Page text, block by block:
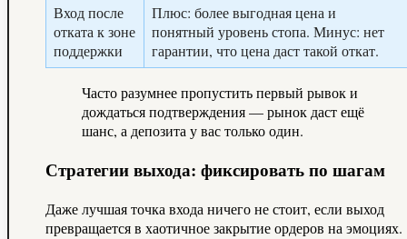
Вход после
отката к зоне
поддержки
Плюс: более выгодная цена и
понятный уровень стопа. Минус: нет
гарантии, что цена даст такой откат.
Часто разумнее пропустить первый рывок и
дождаться подтверждения — рынок даст ещё
шанс, а депозита у вас только один.
Стратегии выхода: фиксировать по шагам
Даже лучшая точка входа ничего не стоит, если выход
превращается в хаотичное закрытие ордеров на эмоциях.